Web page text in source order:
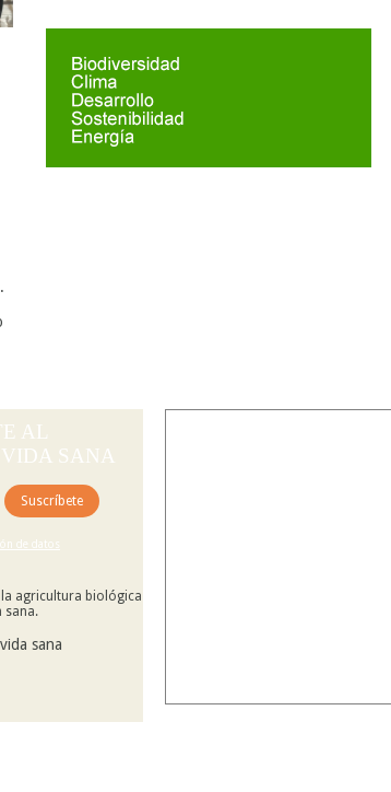
AL
SANA
de datos
agricultura biológica
sana.